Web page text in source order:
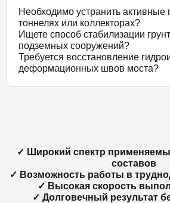
Необходимо устранить активные
тоннелях или коллекторах?
Ищете способ стабилизации
подземных сооружений?
Требуется восстановление
деформационных швов моста?
✓ Широкий спектр
составов
✓ Возможность работы в
✓ Высокая скорость
✓ Долговечный результат